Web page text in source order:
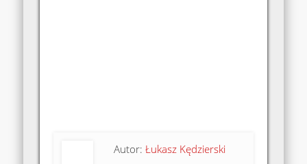
Autor:Łukasz Kędzierski